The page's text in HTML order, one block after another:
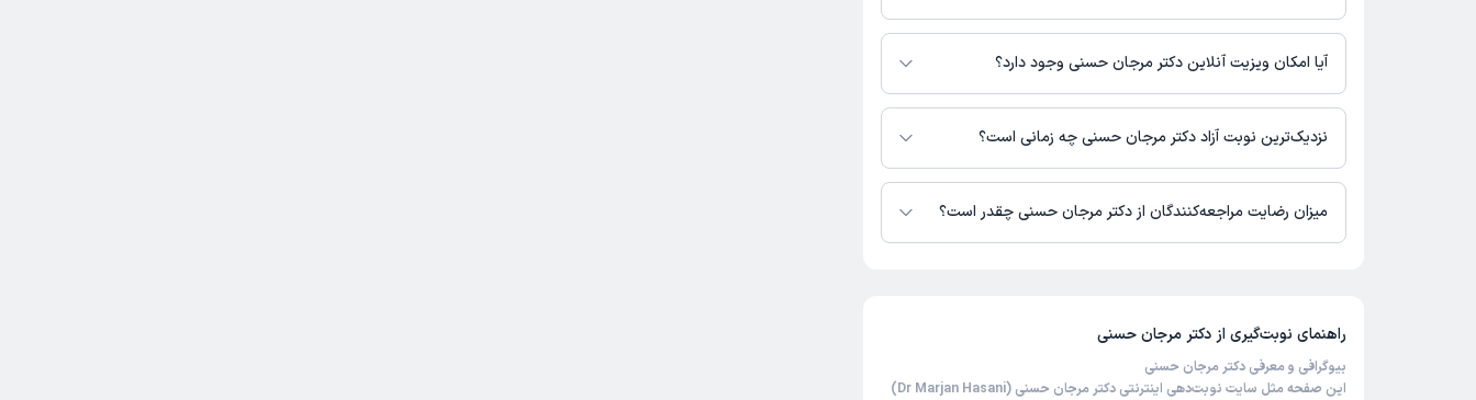
اطلاعاتی درباره محل فعالیت دکتر مرجان حسنی در مراکز درمانی در دسترس نیست.
آیا امکان ویزیت آنلاین دکتر مرجان حسنی وجود دارد؟
در حال حاضر دکتر مرجان حسنی مشاوره پزشکی آنلاین به صورت تلفنی و متنی دارند.
نزدیک‌ترین نوبت آزاد دکتر مرجان حسنی چه زمانی است؟
دکتر مرجان حسنی از روز جمعه 16 مرداد 1405 بیمار جدید می‌پذیرند.
میزان رضایت مراجعه‌کنندگان از دکتر مرجان حسنی چقدر است؟
راهنمای نوبت‌گیری از دکتر مرجان حسنی
بیوگرافی و معرفی دکتر مرجان حسنی
این صفحه مثل سایت نوبت‌دهی اینترنتی دکتر مرجان حسنی (Dr Marjan Hasani)